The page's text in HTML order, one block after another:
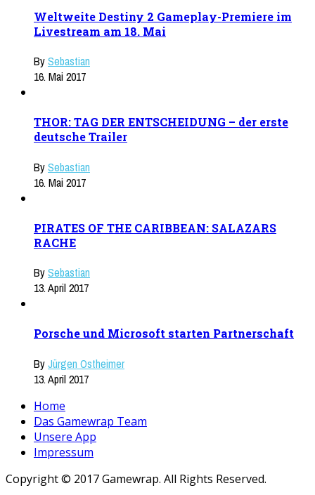
Weltweite Destiny 2 Gameplay-Premiere im
Livestream am 18. Mai
BySebastian
16. Mai 2017
THOR: TAG DER ENTSCHEIDUNG – der erste
deutsche Trailer
BySebastian
16. Mai 2017
PIRATES OF THE CARIBBEAN: SALAZARS
RACHE
BySebastian
13. April 2017
Porsche und Microsoft starten Partnerschaft
ByJürgen Ostheimer
13. April 2017
Home
Das Gamewrap Team
Unsere App
Impressum
Copyright © 2017 Gamewrap. All Rights Reserved.